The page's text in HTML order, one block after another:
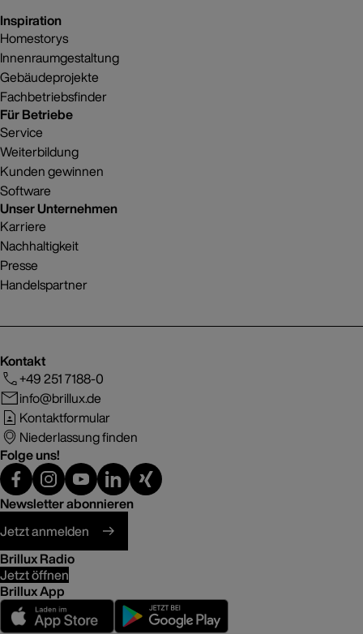
Inspiration
Homestorys
Innenraumgestaltung
Gebäudeprojekte
Fachbetriebsfinder
Für Betriebe
Service
Weiterbildung
Kunden gewinnen
Software
Unser Unternehmen
Karriere
Nachhaltigkeit
Presse
Handelspartner
Kontakt
+49 251 7188-0
info@brillux.de
Kontaktformular
Niederlassung finden
Folge uns!
Newsletter abonnieren
Jetzt anmelden
Brillux Radio
Jetzt öffnen
Brillux App